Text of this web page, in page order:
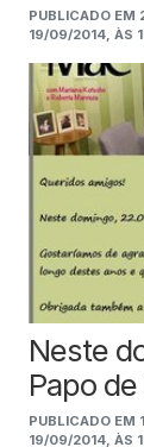
PUBLICADO
19/09/2014, ÀS
Neste
Papo
PUBLICADO
19/09/2014, ÀS